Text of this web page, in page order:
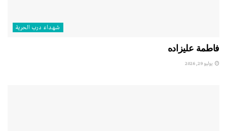
شهداء درب الحرية
فاطمة عليزاده
يوليو 29, 2026